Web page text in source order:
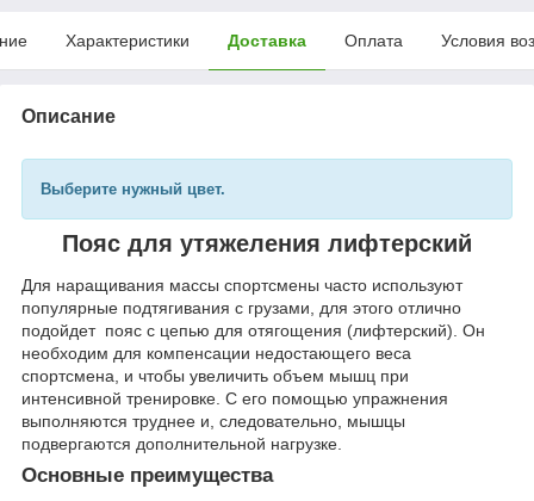
Характеристики Доставка Оплата Условия
Описание
Выберите нужный цвет.
Пояс для утяжеления лифтерский
Для наращивания массы спортсмены часто используют
популярные подтягивания с грузами, для этого отлично
подойдет пояс с цепью для отягощения (лифтерский). Он
необходим для компенсации недостающего веса
спортсмена, и чтобы увеличить объем мышц при
интенсивной тренировке. С его помощью упражнения
выполняются труднее и, следовательно, мышцы
подвергаются дополнительной нагрузке.
Основные преимущества